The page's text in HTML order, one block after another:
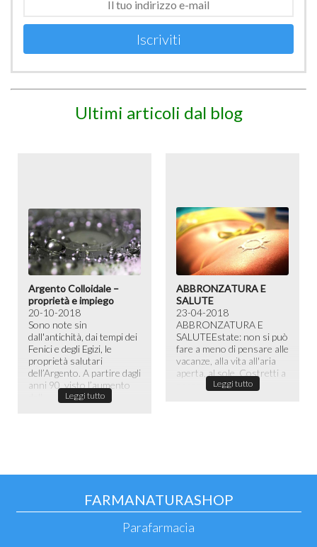
Iscriviti
Ultimi articoli dal blog
Argento Colloidale –
proprietà e impiego
20-10-2018
Sono note sin
dall'antichità, dai tempi dei
Fenici e degli Egizi, le
proprietà salutari
dell’Argento. A partire dagli
anni 90, visto l’aumento
Leggi tutto
ABBRONZATURA E
SALUTE
23-04-2018
ABBRONZATURA E
SALUTE​ Estate: non si può
fare a meno di pensare alle
vacanze, alla vita all'aria
aperta, al sole. Costretti a
passare la maggior ...
Leggi tutto
FARMANATURASHOP
Parafarmacia